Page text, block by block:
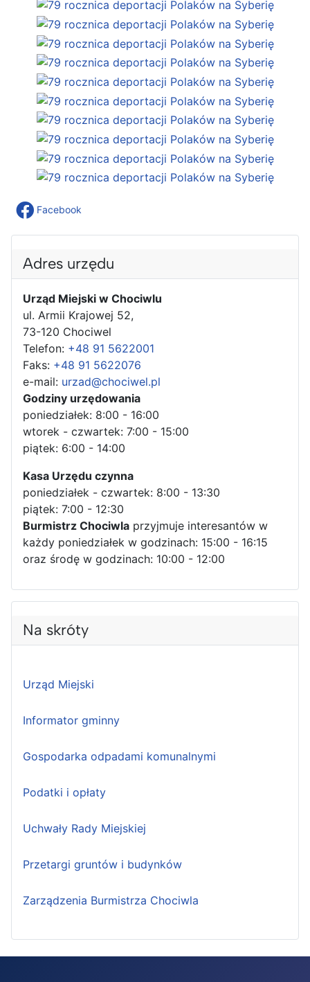
Facebook
Adres urzędu
Urząd Miejski w Chociwlu
ul. Armii Krajowej 52,
73-120 Chociwel
Telefon: +48 91 5622001
Faks: +48 91 5622076
e-mail: urzad@chociwel.pl
Godziny urzędowania
poniedziałek: 8:00 - 16:00
wtorek - czwartek: 7:00 - 15:00
piątek: 6:00 - 14:00
Kasa Urzędu czynna
poniedziałek - czwartek: 8:00 - 13:30
piątek: 7:00 - 12:30
Burmistrz Chociwla przyjmuje interesantów w
każdy poniedziałek w godzinach: 15:00 - 16:15
oraz środę w godzinach: 10:00 - 12:00
Na skróty
Urząd Miejski
Informator gminny
Gospodarka odpadami komunalnymi
Podatki i opłaty
Uchwały Rady Miejskiej
Przetargi gruntów i budynków
Zarządzenia Burmistrza Chociwla